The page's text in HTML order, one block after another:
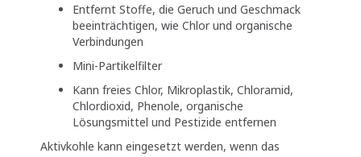
Entfernt Stoffe, die Geruch und Geschmack
beeinträchtigen, wie Chlor und organische
Verbindungen
Mini-Partikelfilter
Kann freies Chlor, Mikroplastik, Chloramid,
Chlordioxid, Phenole, organische
Lösungsmittel und Pestizide entfernen
Aktivkohle kann eingesetzt werden, wenn das